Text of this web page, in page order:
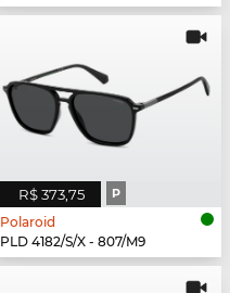
R$ 373,75 P
Polaroid
PLD 4182/S/X - 807/M9